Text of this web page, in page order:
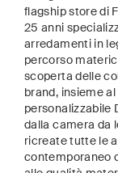
flagship store di
25 anni
arredamenti in
percorso
scoperta delle
brand, insieme
personalizzabile
dalla camera da
ricreate tutte le
contemporaneo